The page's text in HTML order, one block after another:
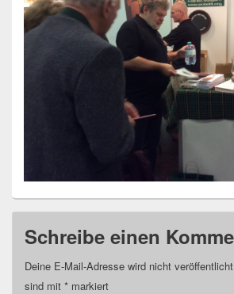
Schreibe einen
Deine E-Mail-Adresse wird nicht
sind mit * markiert